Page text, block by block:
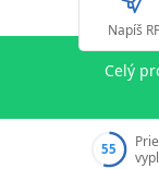
Napíš
Celý
55